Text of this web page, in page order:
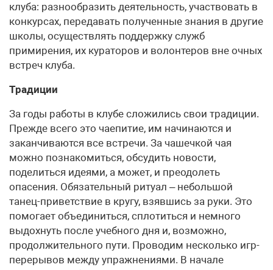
клуба: разнообразить деятельность, участвовать в
конкурсах, передавать полученные знания в другие
школы, осуществлять поддержку служб
примирения, их кураторов и волонтеров вне очных
встреч клуба.
Традиции
За годы работы в клубе сложились свои традиции.
Прежде всего это чаепитие, им начинаются и
заканчиваются все встречи. За чашечкой чая
можно познакомиться, обсудить новости,
поделиться идеями, а может, и преодолеть
опасения. Обязательный ритуал – небольшой
танец-приветствие в кругу, взявшись за руки. Это
помогает объединиться, сплотиться и немного
выдохнуть после учебного дня и, возможно,
продолжительного пути. Проводим несколько игр-
перерывов между упражнениями. В начале